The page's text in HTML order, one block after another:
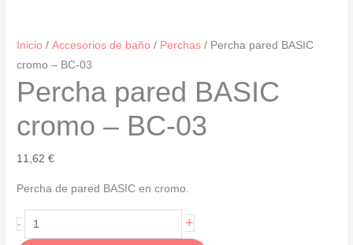
Inicio /Accesorios de baño / Perchas / Percha pared BASIC
cromo – BC-03
Percha pared BASIC
cromo – BC-03
11,62€
Percha de pared BASIC en cromo.
-
Percha
pared
+